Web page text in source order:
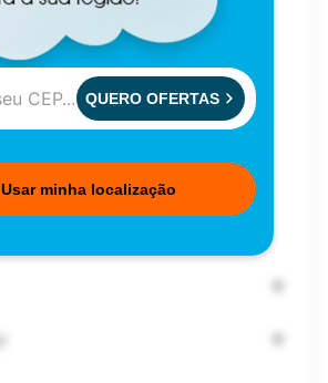
QUERO OFERTAS
Usar minha localização